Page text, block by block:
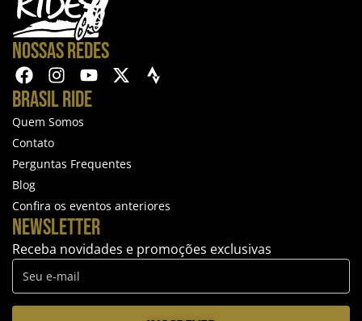
NOSSAS REDES
BRASIL RIDE
Quem Somos
Contato
Perguntas Frequentes
Blog
Confira os eventos anteriores
NEWSLETTER
Receba novidades e promoções exclusivas